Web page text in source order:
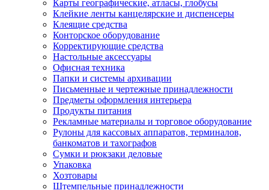
Карты географические, атласы, глобусы
Клейкие ленты канцелярские и диспенсеры
Клеящие средства
Конторское оборудование
Корректирующие средства
Настольные аксессуары
Офисная техника
Папки и системы архивации
Письменные и чертежные принадлежности
Предметы оформления интерьера
Продукты питания
Рекламные материалы и торговое оборудование
Рулоны для кассовых аппаратов, терминалов,
банкоматов и тахографов
Сумки и рюкзаки деловые
Упаковка
Хозтовары
Штемпельные принадлежности